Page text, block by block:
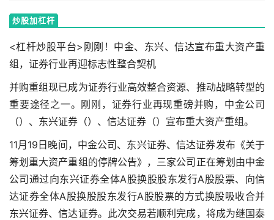
炒股加杠杆
<杠杆炒股平台>刚刚！中金、东兴、信达宣布重大资产重
组，证券行业再迎标志性整合契机
并购重组现已成为证券行业高效整合资源、推动战略转型的
重要途径之一。刚刚，证券行业再现重磅并购，中金公司
（）、东兴证券（）、信达证券（）宣布重大资产重组。
11月19日晚间，中金公司、东兴证券、信达证券发布《关于
筹划重大资产重组的停牌公告》，三家公司正在筹划由中金
公司通过向东兴证券全体A股换股股东发行A股股票、向信
达证券全体A股换股股东发行A股股票的方式换股吸收合并
东兴证券、信达证券。此次交易若顺利完成，将成为继国泰